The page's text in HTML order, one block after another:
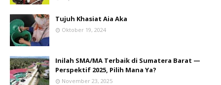
Tujuh Khasiat Aia Aka
Oktober 19, 2024
Inilah SMA/MA Terbaik di Sumatera Barat —
Perspektif 2025, Pilih Mana Ya?
November 23, 2025